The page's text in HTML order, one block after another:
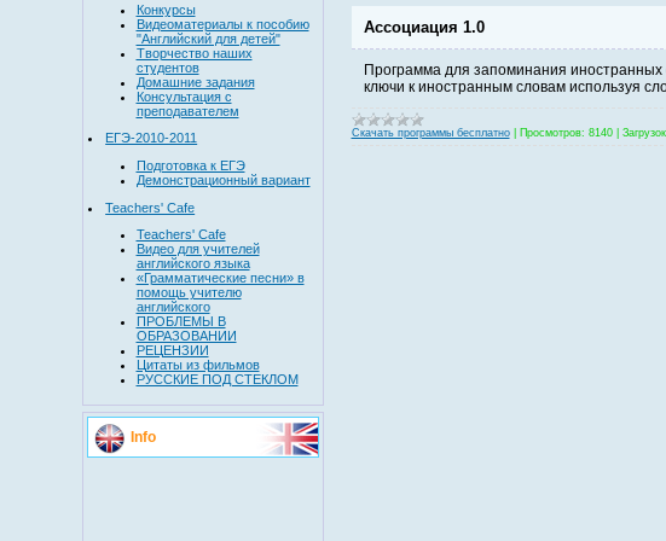
Конкурсы
Видеоматериалы к пособию
"Английский для детей"
Творчество наших
студентов
Домашние задания
Консультация с
преподавателем
ЕГЭ-2010-2011
Подготовка к ЕГЭ
Демонстрационный вариант
Teachers' Cafe
Teachers' Cafe
Видео для учителей
английского языка
«Грамматические песни» в
помощь учителю
английского
ПРОБЛЕМЫ В
ОБРАЗОВАНИИ
РЕЦЕНЗИИ
Цитаты из фильмов
РУССКИЕ ПОД СТЕКЛОМ
Info
Ассоциация 1.0
Программа для запоминания иностранных
ключи к иностранным словам используя
Скачать программы бесплатно| Просмотров: 8140|